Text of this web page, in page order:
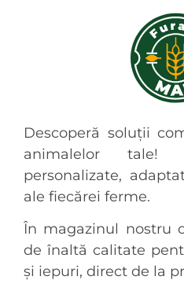
Descoperă soluții
animalelor tale!
personalizate,
ale fiecărei ferme.
În magazinul nostru
de înaltă calitate
și iepuri, direct de la